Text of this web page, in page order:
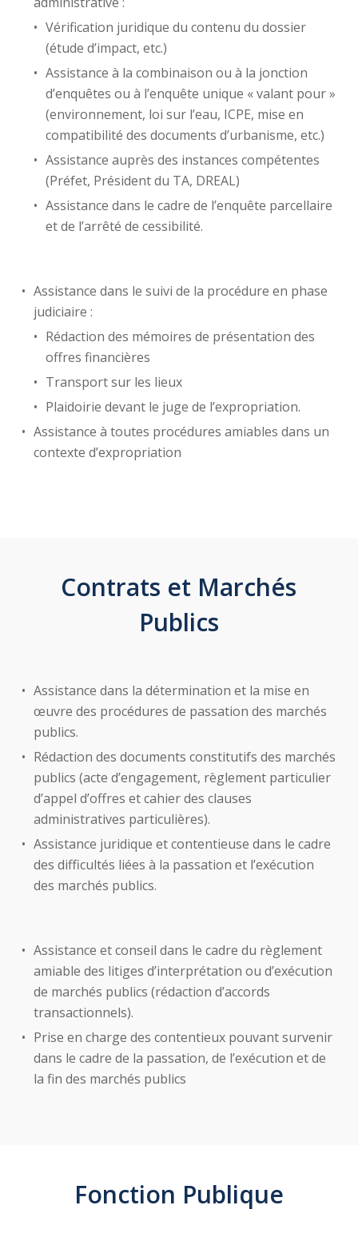
Vérification juridique du contenu du dossier
(étude d’impact, etc.)
Assistance à la combinaison ou à la jonction
d’enquêtes ou à l’enquête unique « valant pour »
(environnement, loi sur l’eau, ICPE, mise en
compatibilité des documents d’urbanisme, etc.)
Assistance auprès des instances compétentes
(Préfet, Président du TA, DREAL)
Assistance dans le cadre de l’enquête parcellaire
et de l’arrêté de cessibilité.
Assistance dans le suivi de la procédure en phase
judiciaire :
Rédaction des mémoires de présentation des
offres financières
Transport sur les lieux
Plaidoirie devant le juge de l’expropriation.
Assistance à toutes procédures amiables dans un
contexte d’expropriation
Contrats et Marchés
Publics
Assistance dans la détermination et la mise en
œuvre des procédures de passation des marchés
publics.
Rédaction des documents constitutifs des marchés
publics (acte d’engagement, règlement particulier
d’appel d’offres et cahier des clauses
administratives particulières).
Assistance juridique et contentieuse dans le cadre
des difficultés liées à la passation et l’exécution
des marchés publics.
Assistance et conseil dans le cadre du règlement
amiable des litiges d’interprétation ou d’exécution
de marchés publics (rédaction d’accords
transactionnels).
Prise en charge des contentieux pouvant survenir
dans le cadre de la passation, de l’exécution et de
la fin des marchés publics
Fonction Publique